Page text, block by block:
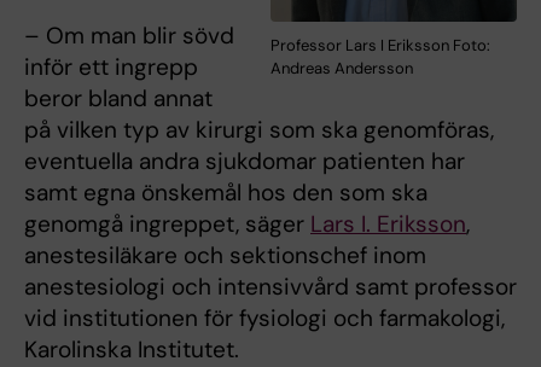
Professor Lars I Eriksson Foto:
Andreas Andersson
– Om man blir sövd
inför ett ingrepp
beror bland annat
på vilken typ av kirurgi som ska genomföras,
eventuella andra sjukdomar patienten har
samt egna önskemål hos den som ska
genomgå ingreppet, säger Lars I. Eriksson,
anestesiläkare och sektionschef inom
anestesiologi och intensivvård samt professor
vid institutionen för fysiologi och farmakologi,
Karolinska Institutet.